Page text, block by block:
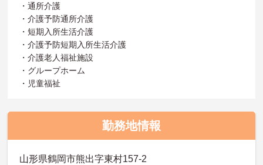
・通所介護
・介護予防通所介護
・短期入所生活介護
・介護予防短期入所生活介護
・介護老人福祉施設
・グループホーム
・児童福祉
勤務地情報
山形県鶴岡市熊出字東村157-2